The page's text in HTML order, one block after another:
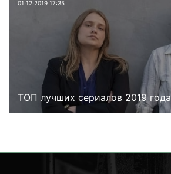
01⋅12⋅2019 17:35
ТОП лучших сериалов 2019 года